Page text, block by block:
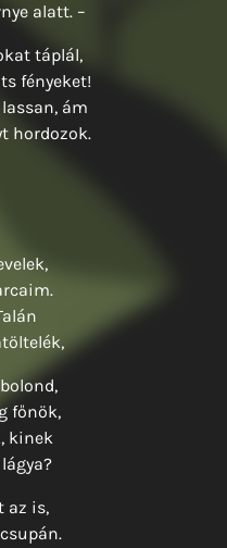
alatt. –
táplál,
fényeket!
ám
hordozok.
főnök,
kinek
az is,